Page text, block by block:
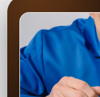
Позвонить по
запросить
для быстрого
Привезти
передать
дождаться